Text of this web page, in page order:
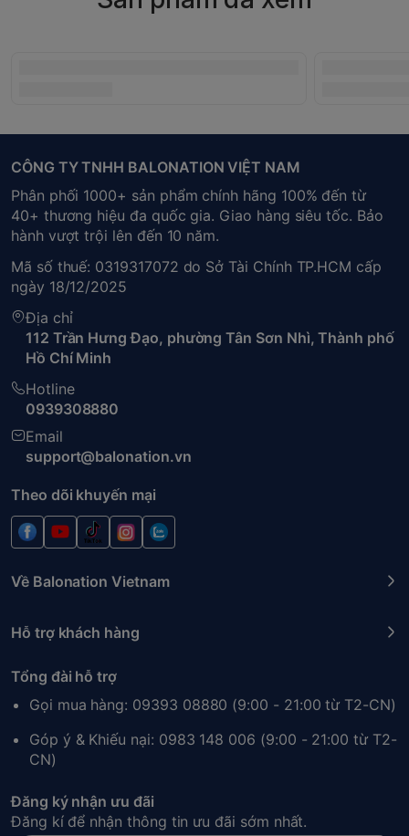
CÔNG TY TNHH BALONATION VIỆT NAM
Phân phối 1000+ sản phẩm chính hãng 100% đến từ
40+ thương hiệu đa quốc gia. Giao hàng siêu tốc. Bảo
hành vượt trội lên đến 10 năm.
Mã số thuế: 0319317072 do Sở Tài Chính TP.HCM cấp
ngày 18/12/2025
Địa chỉ
112 Trần Hưng Đạo, phường Tân Sơn Nhì, Thành phố
Hồ Chí Minh
Hotline
0939308880
Email
support@balonation.vn
Theo dõi khuyến mại
Về Balonation Vietnam
Hỗ trợ khách hàng
Tổng đài hỗ trợ
Gọi mua hàng: 09393 08880 (9:00 - 21:00 từ T2-CN)
Góp ý & Khiếu nại: 0983 148 006 (9:00 - 21:00 từ T2-
CN)
Đăng ký nhận ưu đãi
Đăng kí để nhận thông tin ưu đãi sớm nhất.